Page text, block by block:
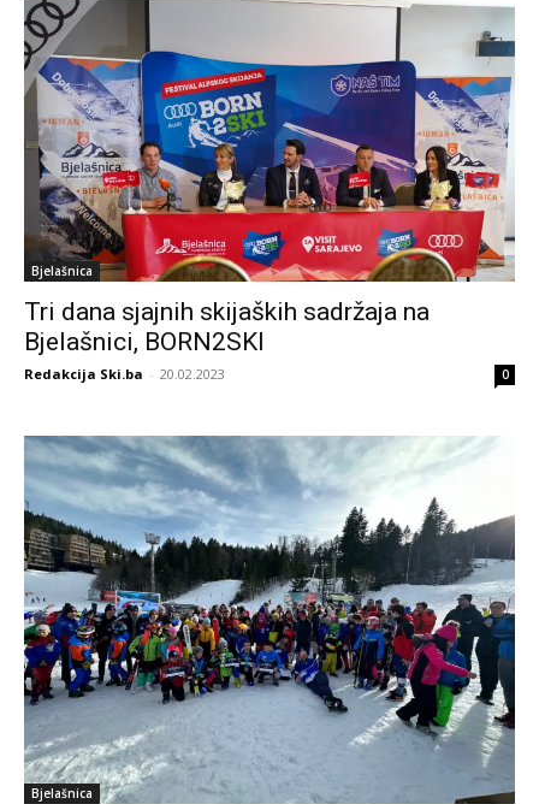
Bjelašnica
Tri dana sjajnih skijaških sadržaja na
Bjelašnici, BORN2SKI
Redakcija Ski.ba - 20.02.2023 0
Bjelašnica